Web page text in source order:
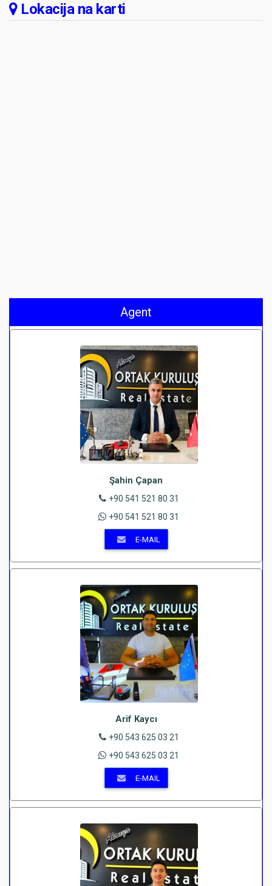
Lokacija na karti
Agent
Şahin Çapan
+90 541 521 80 31
+90 541 521 80 31
E-MAIL
Arif Kaycı
+90 543 625 03 21
+90 543 625 03 21
E-MAIL